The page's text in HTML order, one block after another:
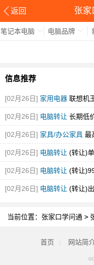
返回 张家
笔记本电脑 电脑品牌
信息推荐
[02月26日] 家用电器 联想机
[02月26日] 电脑转让 长期低
[02月26日] 家具/办公家具 最
销[02月26日] 电脑转让 (转让)
[02月26日] 电脑转让 (转让
[02月26日] 电脑转让 (转让)
当前位置： 张家口学问通 >
首页 网站简